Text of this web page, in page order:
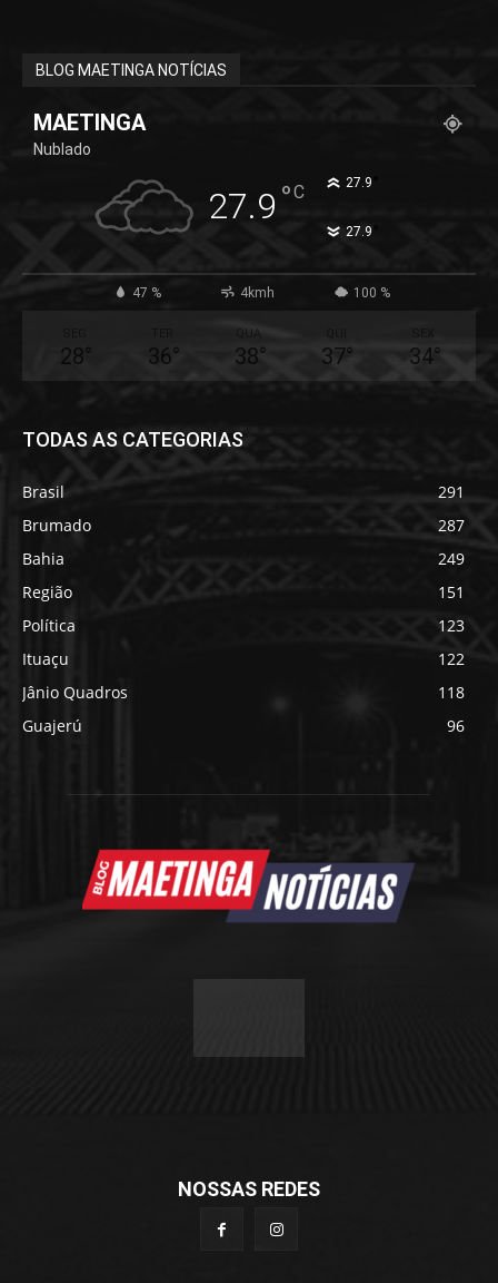
BLOG MAETINGA NOTÍCIAS
MAETINGA
Nublado
27.9 °C 27.9
27.9
47 % 4kmh 100 %
28° 36°
QUA
38° 37° 34°
TODAS AS CATEGORIAS
Brasil
291
Brumado
287
Bahia
249
Região
151
Política
123
Ituaçu
122
Jânio Quadros
118
Guajerú
96
NOSSAS REDES